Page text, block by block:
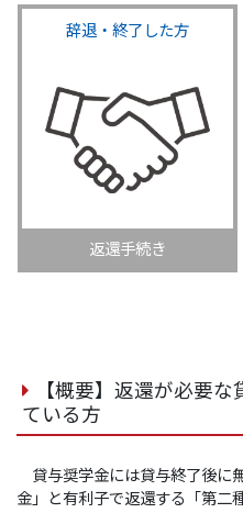
辞退・終了した方
返還手続き
【概要】返還が必要
ている方
貸与奨学金には貸与終了後に
金」と有利子で返還する「第二